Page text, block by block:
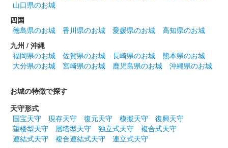
江戸城 御城印
千代田城 御城印
江戸城 御城印
江戸城 御城印 江戸花火版
山口県のお城
四国
徳島県のお城
香川県のお城 愛媛県のお城
高知県のお城
九州 / 沖縄
福岡県のお城
佐賀県のお城 長崎県のお城
熊本県のお城
大分県のお城
宮崎県のお城 鹿児島県のお城 沖縄県のお城
お城の特徴で探す
天守形式
国宝天守
現存天守 復元天守 模擬天守
復興天守
望楼型天守
層塔型天守 独立式天守
複合式天守
連結式天守
複合連結式天守
連立式天守